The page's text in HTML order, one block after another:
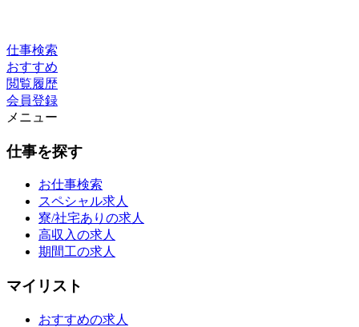
仕事検索
おすすめ
閲覧履歴
会員登録
メニュー
仕事を探す
お仕事検索
スペシャル求人
寮/社宅ありの求人
高収入の求人
期間工の求人
マイリスト
おすすめの求人